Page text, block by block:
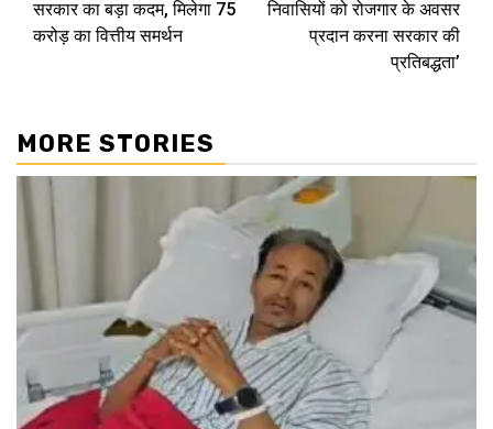
सरकार का बड़ा कदम, मिलेगा 75
करोड़ का वित्तीय समर्थन
निवासियों को रोजगार के अवसर
प्रदान करना सरकार की
प्रतिबद्धता’
MORE STORIES